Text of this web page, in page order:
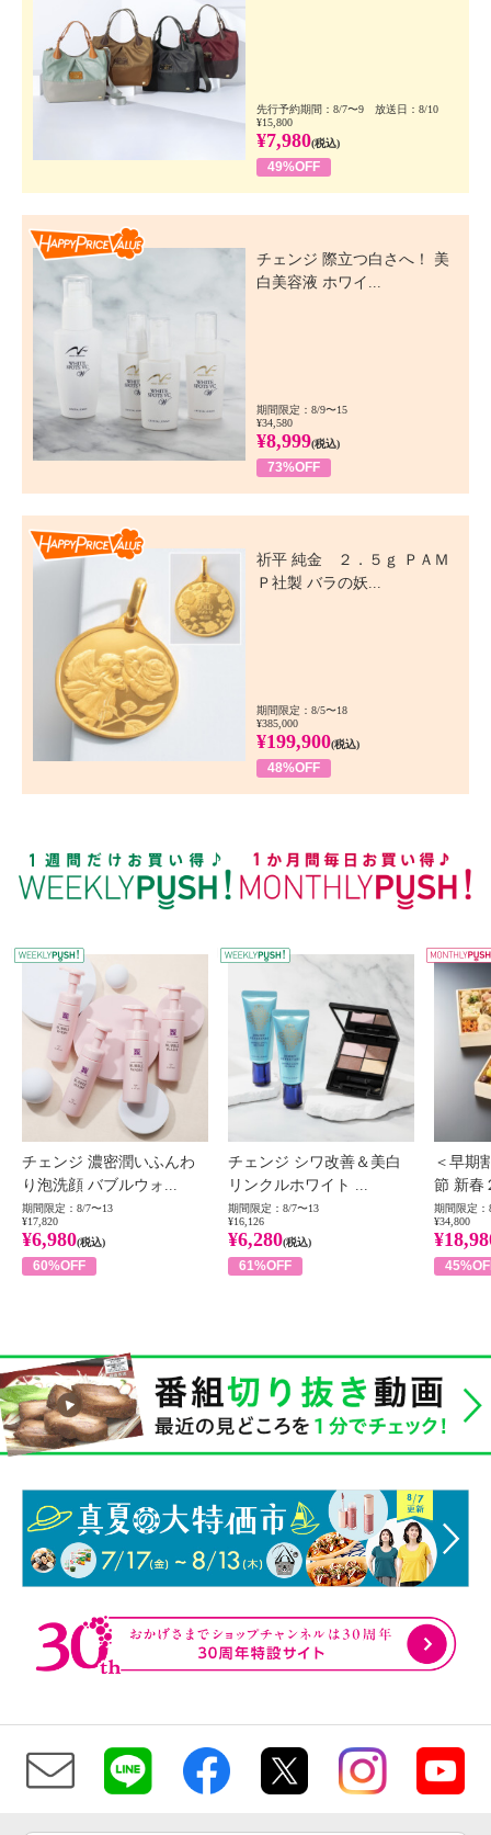
先行予約期間：8/7〜9 放送日：8/10
¥15,800
¥7,980(税込)
49%OFF
チェンジ 際立つ白さへ！ 美
白美容液 ホワイ...
期間限定：8/9〜15
¥34,580
¥8,999(税込)
73%OFF
祈平 純金 ２．５ｇ ＰＡＭ
Ｐ社製 バラの妖...
期間限定：8/5〜18
¥385,000
¥199,900(税込)
48%OFF
WEEKLY PUSH
チェンジ 濃密潤いふんわ
り泡洗顔 バブルウォ...
期間限定：8/7〜13
¥17,820
¥6,980(税込)
60%OFF
チェンジ シワ改善＆美白
リンクルホワイト ...
期間限定：8/7〜13
¥16,126
¥6,280(税込)
61%OFF
＜早期
節 新春
期間限定：
¥34,800